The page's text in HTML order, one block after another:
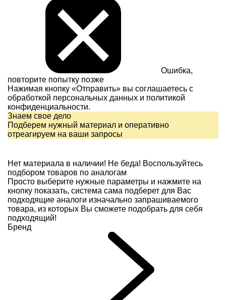
Ошибка,
повторите попытку позже
Нажимая кнопку «Отправить» вы соглашаетесь с
обработкой персональных данных и политикой
конфиденциальности.
Знаем свое дело
Подберем нужный материал и оперативно
отреагируем на ваши запросы
Нет материала в наличии! Не беда! Воспользуйтесь
подбором товаров по аналогам
Просто выберите нужные параметры и нажмите на
кнопку показать, система сама подберет для Вас
подходящие аналоги изначально запрашиваемого
товара, из которых Вы сможете подобрать для себя
подходящий!
Бренд